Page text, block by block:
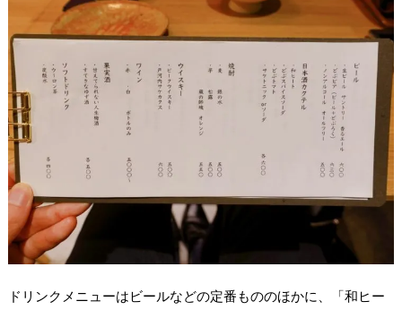
ドリンクメニューはビールなどの定番もののほかに、「和ヒー